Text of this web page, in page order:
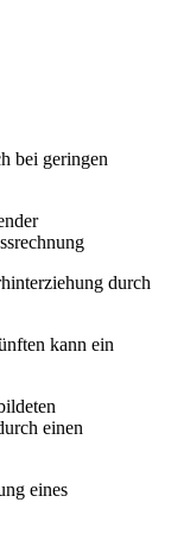
bei geringen
durch
kann ein
einen
eines